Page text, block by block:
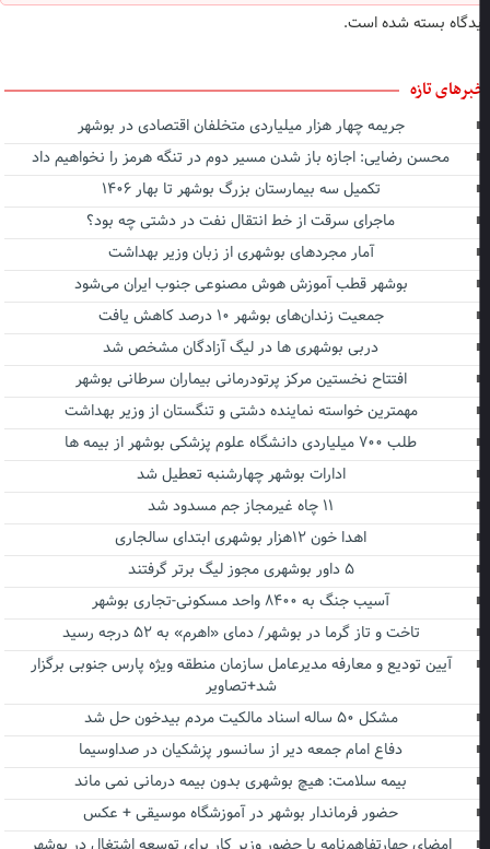
بسته شده است.
تازه
جریمه چهار هزار میلیاردی متخلفان اقتصادی در بوشهر
محسن رضایی: اجازه باز شدن مسیر دوم در تنگه هرمز را نخواهیم داد
تکمیل سه بیمارستان بزرگ بوشهر تا بهار ۱۴۰۶
ماجرای سرقت از خط انتقال نفت در دشتی چه بود؟
آمار مجردهای بوشهری از زبان وزیر بهداشت
بوشهر قطب آموزش هوش مصنوعی جنوب ایران می‌شود
جمعیت زندان‌های بوشهر ۱۰ درصد کاهش یافت
دربی بوشهری ها در لیگ آزادگان مشخص شد
افتتاح نخستین مرکز پرتودرمانی بیماران سرطانی بوشهر
مهمترین خواسته نماینده دشتی و تنگستان از وزیر بهداشت
طلب ۷۰۰ میلیاردی دانشگاه علوم پزشکی بوشهر از بیمه ها
ادارات بوشهر چهارشنبه تعطیل شد
اهدا خون ۱۲هزار بوشهری ابتدای سالجاری
آسیب جنگ به ۸۴۰۰ واحد مسکونی-تجاری بوشهر
تاخت و تاز گرما در بوشهر/ دمای «اهرم» به ۵۲ درجه رسید
آیین تودیع و معارفه مدیرعامل سازمان منطقه ویژه پارس جنوبی برگزار
شد+تصاویر
مشکل ۵۰ ساله اسناد مالکیت مردم بیدخون حل شد
دفاع امام جمعه دیر از سانسور پزشکیان در صداوسیما
بیمه سلامت: هیچ بوشهری بدون بیمه درمانی نمی ماند
حضور فرماندار بوشهر در آموزشگاه موسیقی + عکس